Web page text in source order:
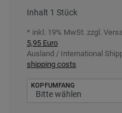
Inhalt 1 Stück
* inkl. 19% MwSt. zzgl.
5,95 Euro
Ausland / International
shipping costs
KOPFUMFANG